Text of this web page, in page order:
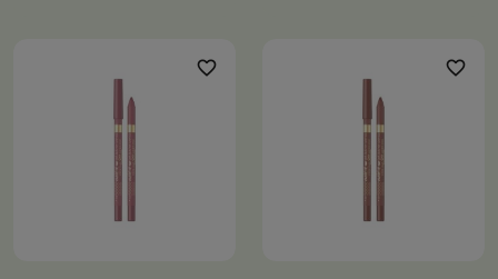
favorite_border favorite_border